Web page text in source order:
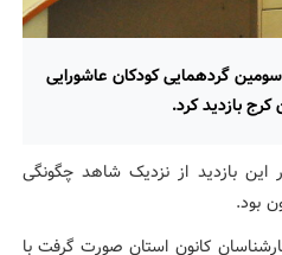
گردهمایی کودکان عاشورایی
بازدید کرد.
این بازدید از نزدیک شاهد چگونگی
بود.
کانون استان صورت گرفت با